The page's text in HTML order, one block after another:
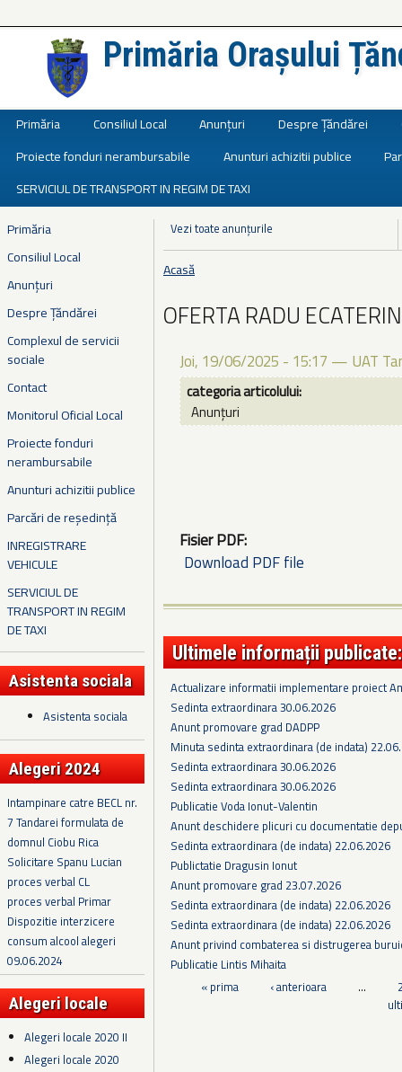
Primăria Orașului
Primăria Consiliul Local Anunțuri Despre Țăndărei
Proiecte fonduri nerambursabile
Anunturi achizitii publice
SERVICIUL DE TRANSPORT IN REGIM DE TAXI
Primăria
Consiliul Local
Anunțuri
Despre Țăndărei
Complexul de servicii
sociale
Contact
Monitorul Oficial Local
Proiecte fonduri
nerambursabile
Anunturi achizitii publice
Parcări de reședință
INREGISTRARE
VEHICULE
SERVICIUL DE
TRANSPORT IN REGIM
DE TAXI
Asistenta sociala
Asistenta sociala
Alegeri 2024
Intampinare catre BECL nr.
7 Tandarei formulata de
domnul Ciobu Rica
Solicitare Spanu Lucian
proces verbal CL
proces verbal Primar
Dispozitie interzicere
consum alcool alegeri
09.06.2024
Alegeri locale
Alegeri locale 2020 II
Alegeri locale 2020
Vezi toate anunțurile
Eşti aici
Acasă
OFERTA RADU
Joi, 19/06/2025 - 15:17 — UAT
categoria articolului:
Anunțuri
Fisier PDF:
Download PDF file
Ultimele informații publicate:
Actualizare informatii implementare proiect
Sedinta extraordinara 30.06.2026
Anunt promovare grad DADPP
Minuta sedinta extraordinara (de indata)
Sedinta extraordinara 30.06.2026
Sedinta extraordinara 30.06.2026
Publicatie Voda Ionut-Valentin
Anunt deschidere plicuri cu documentatie
Sedinta extraordinara (de indata) 22.06.2026
Publictatie Dragusin Ionut
Anunt promovare grad 23.07.2026
Sedinta extraordinara (de indata) 22.06.2026
Sedinta extraordinara (de indata) 22.06.2026
Anunt privind combaterea si distrugerea
Publicatie Lintis Mihaita
Pagini
« prima ‹ anterioara …